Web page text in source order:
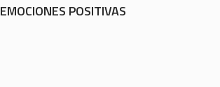
EMOCIONES POSITIVAS